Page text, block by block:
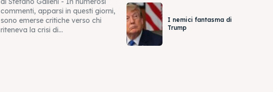
commenti, apparsi in questi giorni,
sono emerse critiche verso chi
riteneva la crisi di...
I nemici fantasma di
Trump